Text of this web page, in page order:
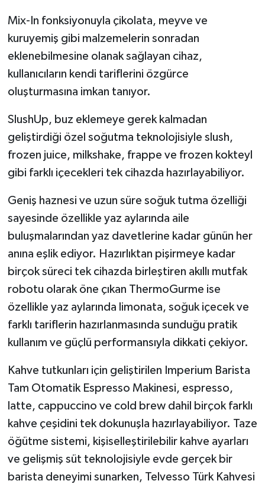
Mix-In fonksiyonuyla çikolata, meyve ve
kuruyemiş gibi malzemelerin sonradan
eklenebilmesine olanak sağlayan cihaz,
kullanıcıların kendi tariflerini özgürce
oluşturmasına imkan tanıyor.
SlushUp, buz eklemeye gerek kalmadan
geliştirdiği özel soğutma teknolojisiyle slush,
frozen juice, milkshake, frappe ve frozen kokteyl
gibi farklı içecekleri tek cihazda hazırlayabiliyor.
Geniş haznesi ve uzun süre soğuk tutma özelliği
sayesinde özellikle yaz aylarında aile
buluşmalarından yaz davetlerine kadar günün her
anına eşlik ediyor. Hazırlıktan pişirmeye kadar
birçok süreci tek cihazda birleştiren akıllı mutfak
robotu olarak öne çıkan ThermoGurme ise
özellikle yaz aylarında limonata, soğuk içecek ve
farklı tariflerin hazırlanmasında sunduğu pratik
kullanım ve güçlü performansıyla dikkati çekiyor.
Kahve tutkunları için geliştirilen Imperium Barista
Tam Otomatik Espresso Makinesi, espresso,
latte, cappuccino ve cold brew dahil birçok farklı
kahve çeşidini tek dokunuşla hazırlayabiliyor. Taze
öğütme sistemi, kişiselleştirilebilir kahve ayarları
ve gelişmiş süt teknolojisiyle evde gerçek bir
barista deneyimi sunarken, Telvesso Türk Kahvesi